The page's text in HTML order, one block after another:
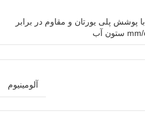
جنس پلی استر 190T با پوشش پلی یورتان و مقاوم در برابر
آلومینیوم